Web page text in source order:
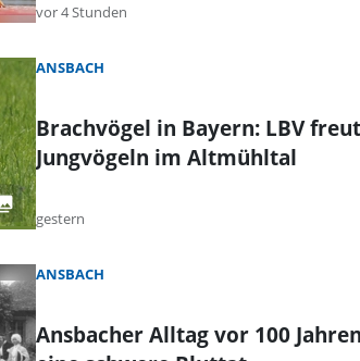
vor 4 Stunden
ANSBACH
Brachvögel in Bayern: LBV
Jungvögeln im Altmühltal
gestern
ANSBACH
Ansbacher Alltag vor 100